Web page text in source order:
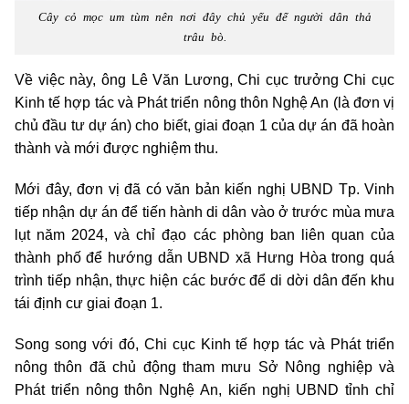
Cây cỏ mọc um tùm nên nơi đây chủ yếu để người dân thả
trâu bò.
Về việc này, ông Lê Văn Lương, Chi cục trưởng Chi cục
Kinh tế hợp tác và Phát triển nông thôn Nghệ An (là đơn vị
chủ đầu tư dự án) cho biết, giai đoạn 1 của dự án đã hoàn
thành và mới được nghiệm thu.
Mới đây, đơn vị đã có văn bản kiến nghị UBND Tp. Vinh
tiếp nhận dự án để tiến hành di dân vào ở trước mùa mưa
lụt năm 2024, và chỉ đạo các phòng ban liên quan của
thành phố để hướng dẫn UBND xã Hưng Hòa trong quá
trình tiếp nhận, thực hiện các bước để di dời dân đến khu
tái định cư giai đoạn 1.
Song song với đó, Chi cục Kinh tế hợp tác và Phát triển
nông thôn đã chủ động tham mưu Sở Nông nghiệp và
Phát triển nông thôn Nghệ An, kiến nghị UBND tỉnh chỉ